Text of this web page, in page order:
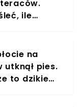
ile
na
utknął pies.
to dzikie